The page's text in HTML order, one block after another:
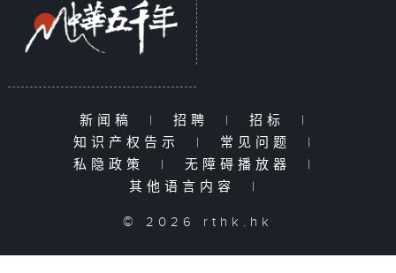
新闻稿 | 招聘 | 招标
|
知识产权告示
| 常见问题
|
私隐政策
| 无障碍播放器
|
其他语言内容
|
© 2026 rthk.hk